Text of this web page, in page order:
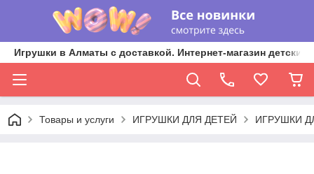
Игрушки в Алматы с доставкой. Интернет-магазин
Товары и услуги ИГРУШКИ ДЛЯ ДЕТЕЙ ИГРУШКИ